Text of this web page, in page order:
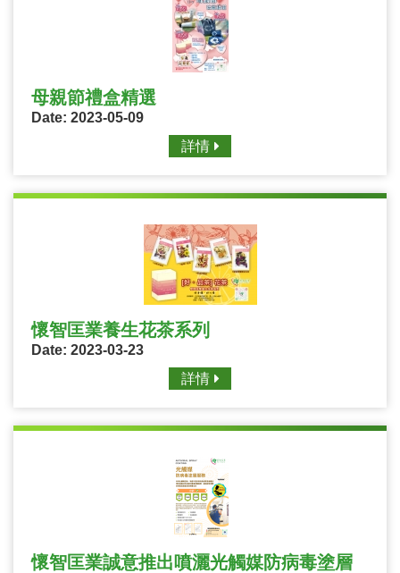
母親節禮盒精選
Date: 2023-05-09
詳情
懷智匡業養生花茶系列
Date: 2023-03-23
詳情
懷智匡業誠意推出噴灑光觸媒防病毒塗層